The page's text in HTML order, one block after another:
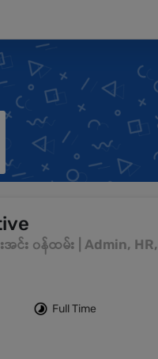
အင်း ၀န်ထမ်း | Admin, HR,
Full Time